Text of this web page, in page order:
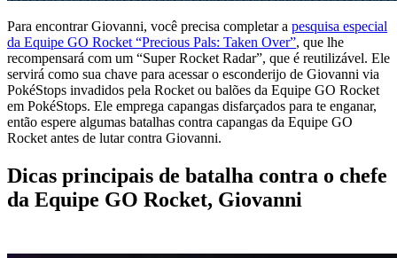
Para encontrar Giovanni, você precisa completar a pesquisa especial
da Equipe GO Rocket “Precious Pals: Taken Over”, que lhe
recompensará com um “Super Rocket Radar”, que é reutilizável. Ele
servirá como sua chave para acessar o esconderijo de Giovanni via
PokéStops invadidos pela Rocket ou balões da Equipe GO Rocket
em PokéStops. Ele emprega capangas disfarçados para te enganar,
então espere algumas batalhas contra capangas da Equipe GO
Rocket antes de lutar contra Giovanni.
Dicas principais de batalha contra o chefe
da Equipe GO Rocket, Giovanni